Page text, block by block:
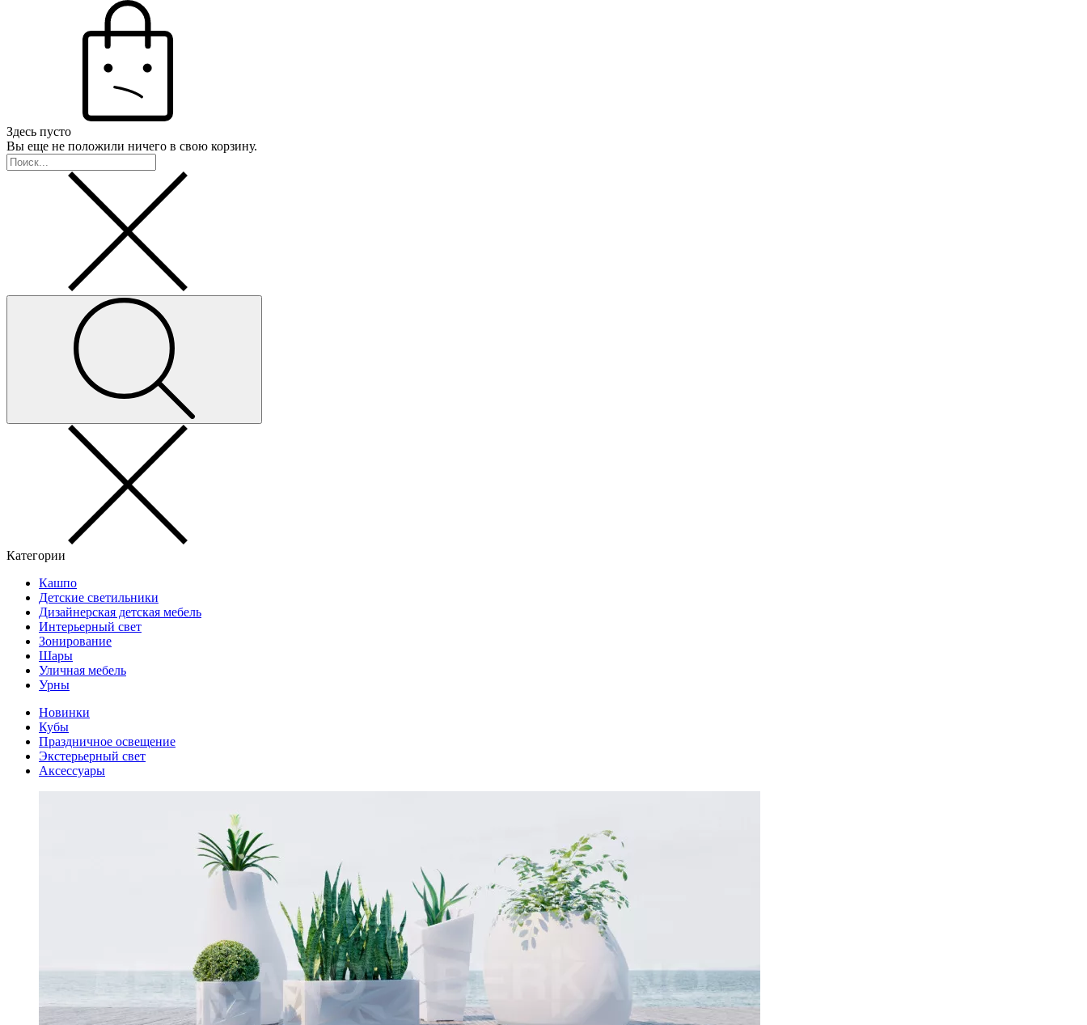
Здесь пусто
Вы еще не положили ничего в свою корзину.
Категории
Кашпо
Детские светильники
Дизайнерская детская мебель
Интерьерный свет
Зонирование
Шары
Уличная мебель
Урны
Новинки
Кубы
Праздничное освещение
Экстерьерный свет
Аксессуары